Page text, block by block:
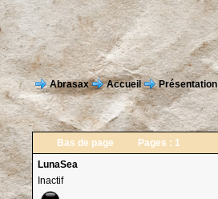
Abrasax Accueil Présentation
Bas de page Pages : 1
LunaSea
Inactif